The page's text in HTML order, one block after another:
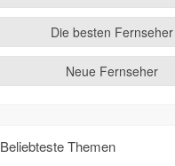
Die besten Fernseher
Neue Fernseher
Beliebteste Themen